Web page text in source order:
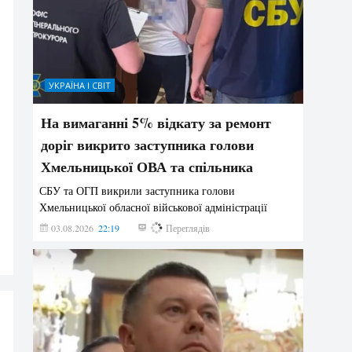
УКРАЇНА І СВІТ
На вимаганні 5% відкату за ремонт
доріг викрито заступника голови
Хмельницької ОВА та спільника
СБУ та ОГП викрили заступника голови
Хмельницької обласної військової адміністрації
03.08.2026 22:19 841 Переглядів